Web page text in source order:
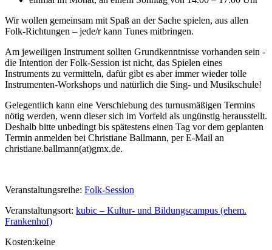
Wir wollen gemeinsam mit Spaß an der Sache spielen, aus allen
Folk-Richtungen – jede/r kann Tunes mitbringen.
Am jeweiligen Instrument sollten Grundkenntnisse vorhanden sein -
die Intention der Folk-Session ist nicht, das Spielen eines
Instruments zu vermitteln, dafür gibt es aber immer wieder tolle
Instrumenten-Workshops und natürlich die Sing- und Musikschule!
Gelegentlich kann eine Verschiebung des turnusmäßigen Termins
nötig werden, wenn dieser sich im Vorfeld als ungünstig herausstellt.
Deshalb bitte unbedingt bis spätestens einen Tag vor dem geplanten
Termin anmelden bei Christiane Ballmann, per E-Mail an
christiane.ballmann(at)gmx.de.
Veranstaltungsreihe: Folk-Session
Veranstaltungsort: kubic – Kultur- und Bildungscampus (ehem.
Frankenhof)
Kosten:keine